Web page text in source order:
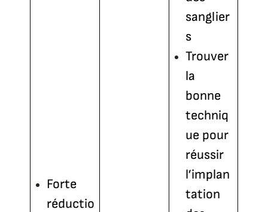
Forte
réductio
sanglier
s
Trouver
la
bonne
techniq
ue pour
réussir
l’implan
tation